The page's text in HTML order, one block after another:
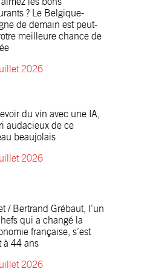
? Le Belgique-
de demain est peut-
meilleure chance de
2026
du vin avec une IA,
audacieux de ce
beaujolais
2026
/ Bertrand Grébaut, l’un
qui a changé la
française, s’est
à 44 ans
2026